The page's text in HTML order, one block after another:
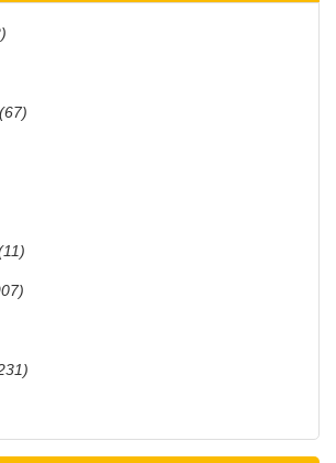
(67)